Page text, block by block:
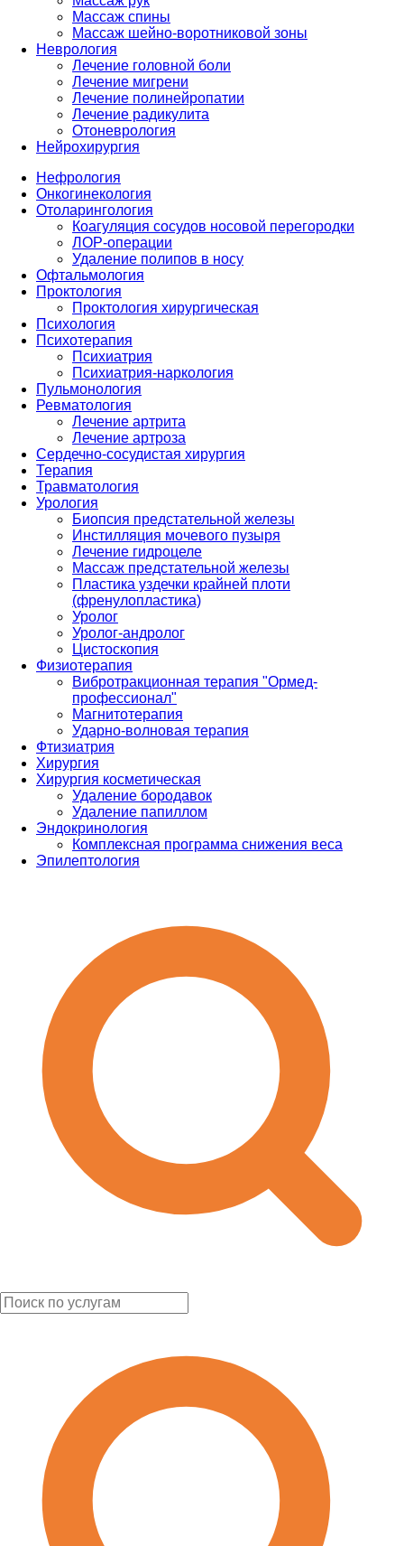
Массаж спины
Массаж шейно-воротниковой зоны
Неврология
Лечение головной боли
Лечение мигрени
Лечение полинейропатии
Лечение радикулита
Отоневрология
Нейрохирургия
Нефрология
Онкогинекология
Отоларингология
Коагуляция сосудов носовой перегородки
ЛОР-операции
Удаление полипов в носу
Офтальмология
Проктология
Проктология хирургическая
Психология
Психотерапия
Психиатрия
Психиатрия-наркология
Пульмонология
Ревматология
Лечение артрита
Лечение артроза
Сердечно-сосудистая хирургия
Терапия
Травматология
Урология
Биопсия предстательной железы
Инстилляция мочевого пузыря
Лечение гидроцеле
Массаж предстательной железы
Пластика уздечки крайней плоти
(френулопластика)
Уролог
Уролог-андролог
Цистоскопия
Физиотерапия
Вибротракционная терапия "Ормед-
профессионал"
Магнитотерапия
Ударно-волновая терапия
Фтизиатрия
Хирургия
Хирургия косметическая
Удаление бородавок
Удаление папиллом
Эндокринология
Комплексная программа снижения веса
Эпилептология